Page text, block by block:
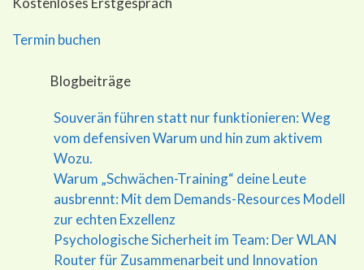
Termin buchen
Blogbeiträge
Souverän führen statt nur funktionieren: Weg
vom defensiven Warum und hin zum aktivem
Wozu.
Warum „Schwächen-Training“ deine Leute
ausbrennt: Mit dem Demands-Resources Modell
zur echten Exzellenz
Psychologische Sicherheit im Team: Der WLAN
Router für Zusammenarbeit und Innovation